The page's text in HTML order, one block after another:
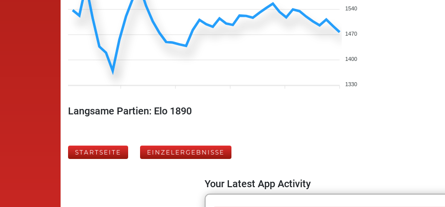
1540
1470
1400
1330
Langsame Partien: Elo 1890
STARTSEITE EINZELERGEBNISSE
Your Latest App Activity